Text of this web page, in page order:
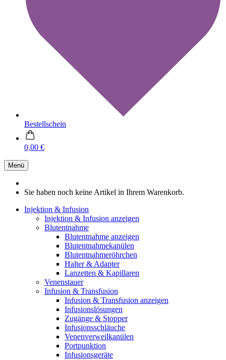
Bestellschein
0,00 €
Menü
Sie haben noch keine Artikel in Ihrem Warenkorb.
Injektion & Infusion
Injektion & Infusion anzeigen
Blutentnahme
Blutentnahme anzeigen
Blutentnahmekanülen
Blutentnahmeröhrchen
Halter & Adapter
Lanzetten & Kapillaren
Venenstauer
Infusion & Transfusion
Infusion & Transfusion anzeigen
Infusionslösungen
Zugänge & Stopper
Infusionsschläuche
Venenverweilkanülen
Portpunktion
Infusionsgeräte